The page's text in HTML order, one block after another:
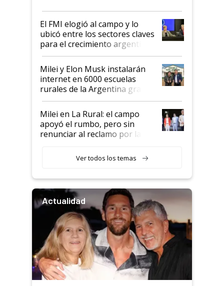
de Milei
El FMI elogió al campo y lo
ubicó entre los sectores claves
para el crecimiento argentino
Milei y Elon Musk instalarán
internet en 6000 escuelas
rurales de la Argentina gracias
a un acuerdo con Starlink
Milei en La Rural: el campo
apoyó el rumbo, pero sin
renunciar al reclamo por las
Ver todos los temas
Actualidad